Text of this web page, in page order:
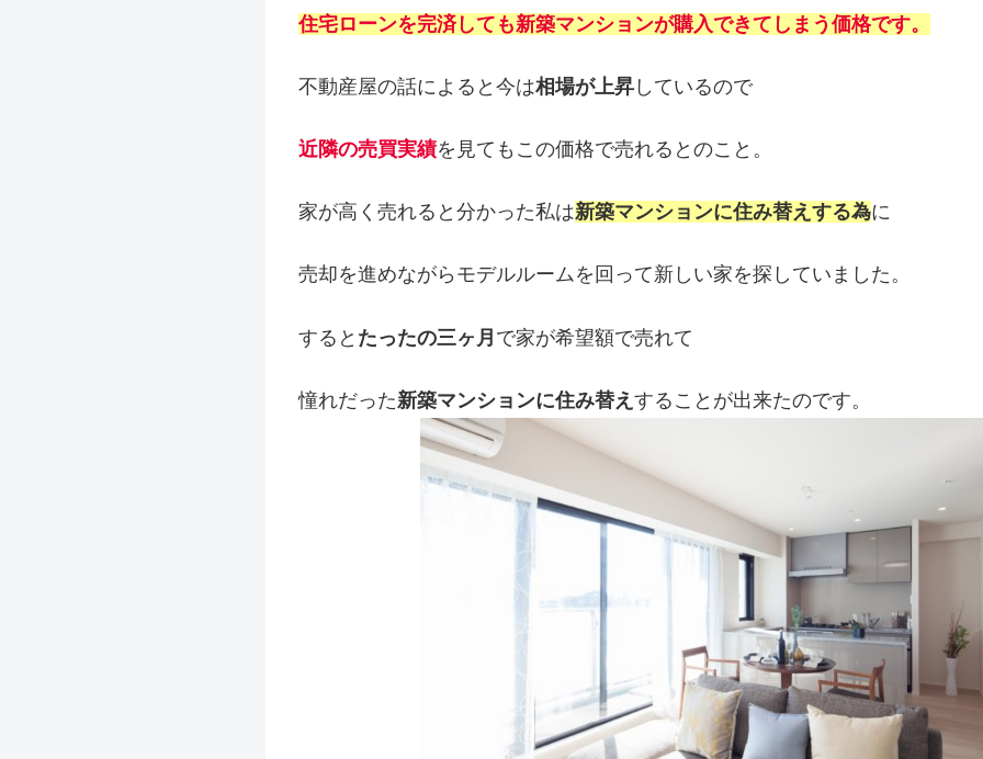
住宅ローンを完済しても新築マンションが購入できてしまう価格です。
不動産屋の話によると今は相場が上昇 しているので
近隣の売買実績を見てもこの価格で売れるとのこと。
家が高く売れると分かった私は新築マンションに住み替えする為に
売却を進めながらモデルルームを回って新しい家を探していました。
すると たったの三ヶ月 で家が希望額で売れて
憧れだった新築マンションに住み替え することが出来たのです。